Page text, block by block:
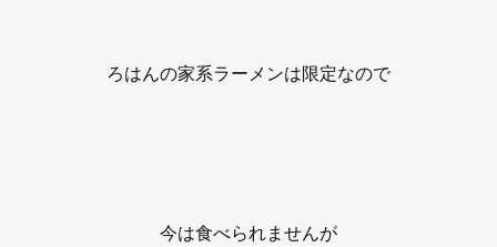
ろはんの家系ラーメンは限定なので
今は食べられませんが